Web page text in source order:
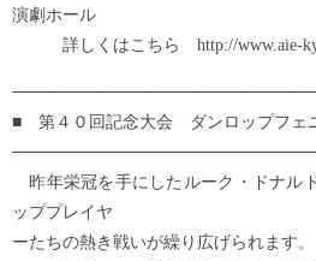
演劇ホール
詳しくはこちら http://www.aie-
■ 第４０回記念大会 ダンロップフェ
昨年栄冠を手にしたルーク・ドナル
ッププレイヤ
ーたちの熱き戦いが繰り広げられます。